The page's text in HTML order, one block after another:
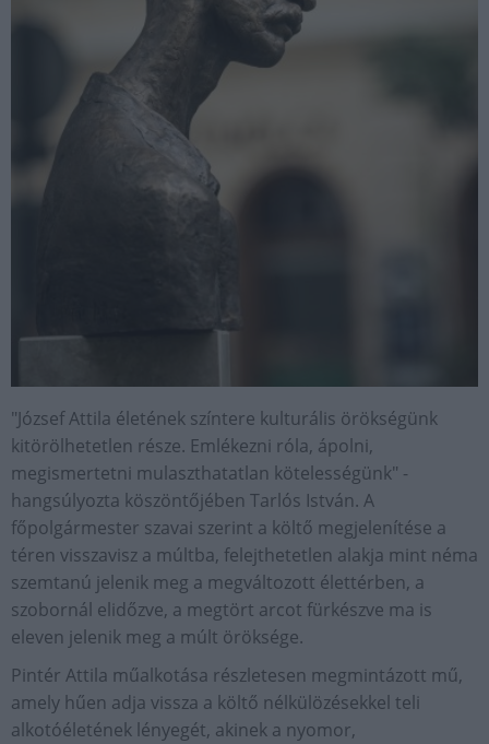
"József Attila életének színtere kulturális örökségünk
kitörölhetetlen része. Emlékezni róla, ápolni,
megismertetni mulaszthatatlan kötelességünk" -
hangsúlyozta köszöntőjében Tarlós István. A
főpolgármester szavai szerint a költő megjelenítése a
téren visszavisz a múltba, felejthetetlen alakja mint néma
szemtanú jelenik meg a megváltozott élettérben, a
szobornál elidőzve, a megtört arcot fürkészve ma is
eleven jelenik meg a múlt öröksége.
Pintér Attila műalkotása részletesen megmintázott mű,
amely hűen adja vissza a költő nélkülözésekkel teli
alkotóéletének lényegét, akinek a nyomor,